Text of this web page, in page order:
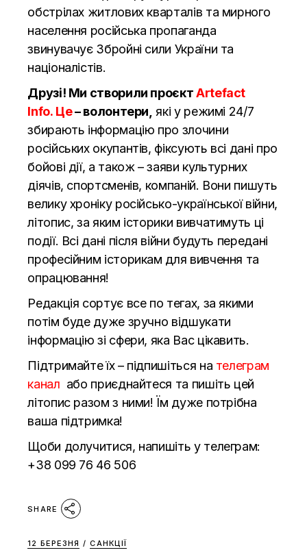
обстрілах житлових кварталів та мирного
населення російська пропаганда
звинувачує Збройні сили України та
націоналістів.
Друзі! Ми створили проєктArtefact
Info. Це– волонтери, які у режимі 24/7
збирають інформацію про злочини
російських окупантів, фіксують всі дані про
бойові дії, а також – заяви культурних
діячів, спортсменів, компаній. Вони пишуть
велику хроніку російсько-української війни,
літопис, за яким історики вивчатимуть ці
події. Всі дані після війни будуть передані
професійним історикам для вивчення та
опрацювання!
Редакція сортує все по тегах, за якими
потім буде дуже зручно відшукати
інформацію зі сфери, яка Вас цікавить.
Підтримайте їх – підпишіться на телеграм
канал або приєднайтеся та пишіть цей
літопис разом з ними! Їм дуже потрібна
ваша підтримка!
Щоби долучитися, напишіть у телеграм:
+38 099 76 46 506
SHARE
12 БЕРЕЗНЯ / САНКЦІЇ